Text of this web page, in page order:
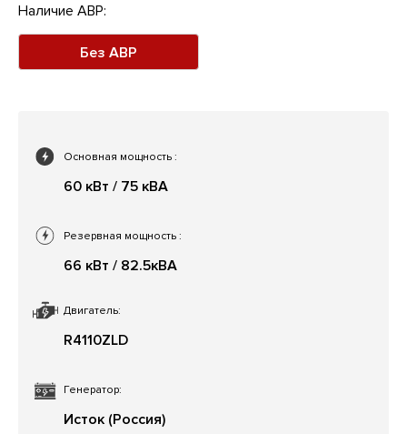
Наличие АВР:
Без АВР
Основная мощность :
60 кВт / 75 кВА
Двигатель:
R4110ZLD
Резервная мощность :
66 кВт / 82.5кВА
Генератор:
Исток (Россия)